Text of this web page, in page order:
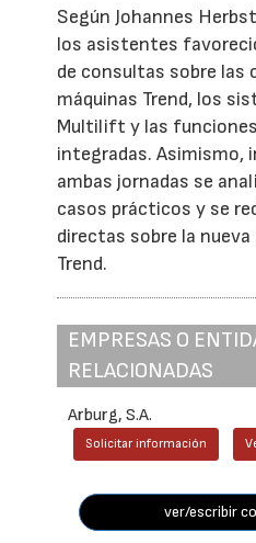
Según Johannes
los asistentes
de consultas sobre las
máquinas Trend, los
Multilift y las
integradas. Asimismo,
ambas jornadas se
casos prácticos y se
directas sobre la
Trend.
EMPRESAS O
RELACIONADAS
Arburg, S.A.
Solicitar información
ver/escribir